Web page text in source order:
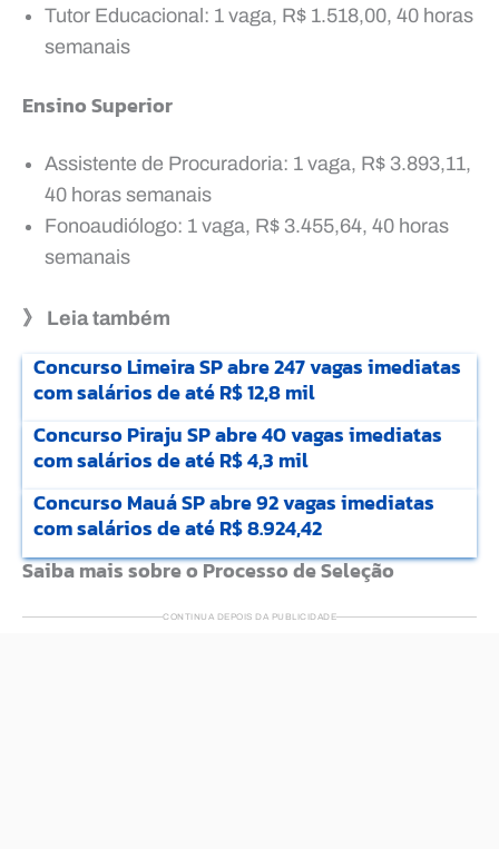
Tutor Educacional: 1 vaga, R$ 1.518,00, 40 horas
semanais
Ensino Superior
Assistente de Procuradoria: 1 vaga, R$ 3.893,11,
40 horas semanais
Fonoaudiólogo: 1 vaga, R$ 3.455,64, 40 horas
semanais
》 Leia também
Concurso Limeira SP abre 247 vagas imediatas
com salários de até R$ 12,8 mil
Concurso Piraju SP abre 40 vagas imediatas
com salários de até R$ 4,3 mil
Concurso Mauá SP abre 92 vagas imediatas
com salários de até R$ 8.924,42
Saiba mais sobre o Processo de Seleção
CONTINUA DEPOIS DA PUBLICIDADE